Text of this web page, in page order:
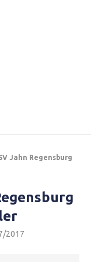
Jahn Regensburg
2017